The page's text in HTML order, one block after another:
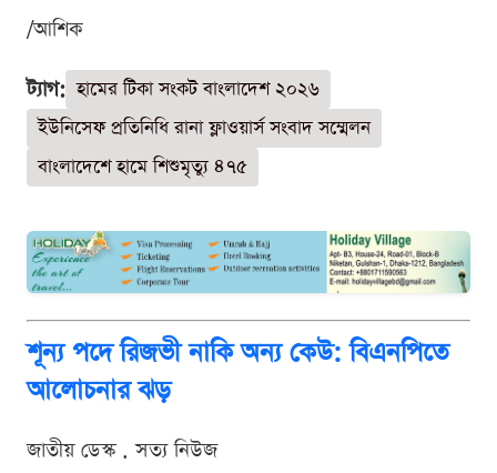
/আশিক
ট্যাগ: হামের টিকা সংকট বাংলাদেশ ২০২৬
ইউনিসেফ প্রতিনিধি রানা ফ্লাওয়ার্স সংবাদ সম্মেলন
বাংলাদেশে হামে শিশুমৃত্যু ৪৭৫
শূন্য পদে রিজভী নাকি অন্য কেউ: বিএনপিতে
আলোচনার ঝড়
জাতীয় ডেস্ক . সত্য নিউজ